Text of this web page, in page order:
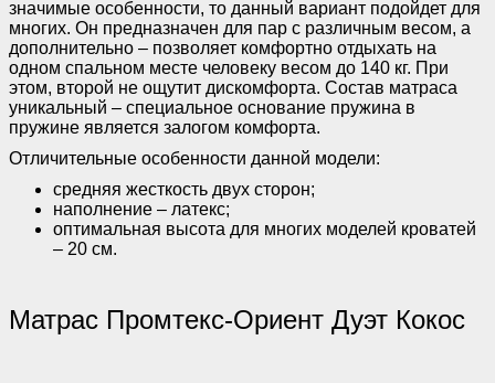
значимые особенности, то данный вариант подойдет для
многих. Он предназначен для пар с различным весом, а
дополнительно – позволяет комфортно отдыхать на
одном спальном месте человеку весом до 140 кг. При
этом, второй не ощутит дискомфорта. Состав матраса
уникальный – специальное основание пружина в
пружине является залогом комфорта.
Отличительные особенности данной модели:
средняя жесткость двух сторон;
наполнение – латекс;
оптимальная высота для многих моделей кроватей
– 20 см.
Матрас Промтекс-Ориент Дуэт Кокос